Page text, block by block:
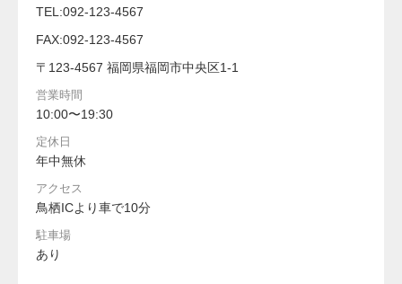
TEL:092-123-4567
FAX:092-123-4567
〒123-4567 福岡県福岡市中央区1-1
営業時間
10:00〜19:30
定休日
年中無休
アクセス
鳥栖ICより車で10分
駐車場
あり